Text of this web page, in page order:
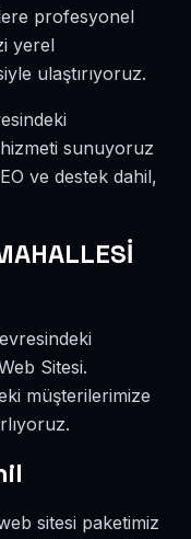
profesyonel
yerel
ulaştırıyoruz.
sunuyoruz
ve destek dahil,
Sitesi.
müşterilerimize
sitesi paketimiz